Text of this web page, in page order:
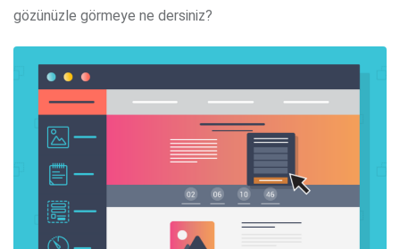
gözünüzle görmeye ne dersiniz?